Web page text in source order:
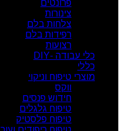
פרונטים
צינורות
צלחות בלם
רפידות בלם
רצועות
כלי עבודה -DIY
כללי
מוצרי טיפוח וניקוי
ווקס
חידוש פנסים
טיפוח גלגלים
טיפוח פלסטיק